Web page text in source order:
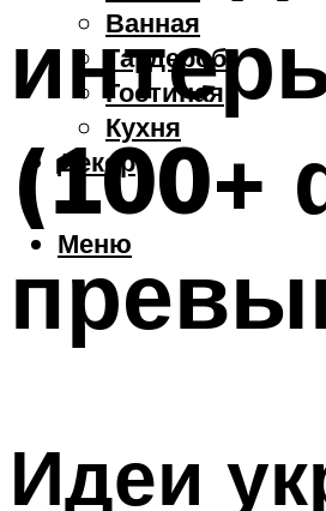
Ванная
Гардероб
Гостиная
Кухня
Декор
Меню
(100+
Идеи